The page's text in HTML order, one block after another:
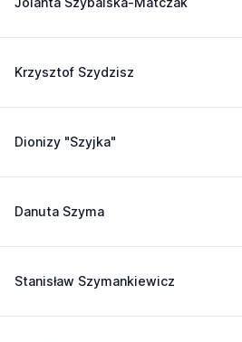
Krzysztof Szydzisz
Dionizy "Szyjka"
Danuta Szyma
Stanisław Szymankiewicz